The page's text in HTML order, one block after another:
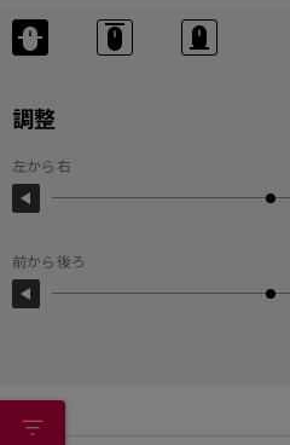
調整
左から右
前から後ろ